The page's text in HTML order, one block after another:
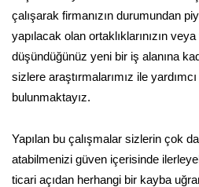
çalışarak firmanızın durumundan
yapılacak olan ortaklıklarınızın veya
düşündüğünüz yeni bir iş alanına
sizlere araştırmalarımız ile
bulunmaktayız.
Yapılan bu çalışmalar sizlerin çok
atabilmenizi güven içerisinde
ticari açıdan herhangi bir kayba